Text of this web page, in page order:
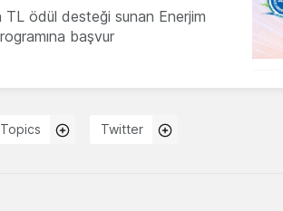
TL ödül desteği sunan Enerjim
başvur
Twitter